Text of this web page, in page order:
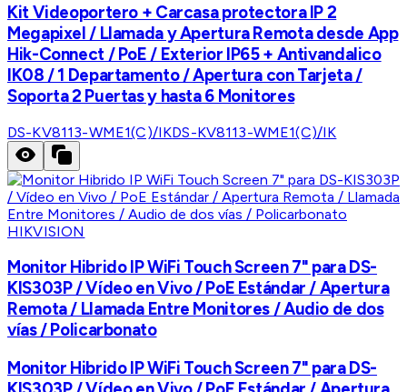
Kit Videoportero + Carcasa protectora IP 2
Megapixel / Llamada y Apertura Remota desde App
Hik-Connect / PoE / Exterior IP65 + Antivandalico
IK08 / 1 Departamento / Apertura con Tarjeta /
Soporta 2 Puertas y hasta 6 Monitores
DS-KV8113-WME1(C)/IKDS-KV8113-WME1(C)/IK
HIKVISION
Monitor Hibrido IP WiFi Touch Screen 7" para DS-
KIS303P / Vídeo en Vivo / PoE Estándar / Apertura
Remota / Llamada Entre Monitores / Audio de dos
vías / Policarbonato
Monitor Hibrido IP WiFi Touch Screen 7" para DS-